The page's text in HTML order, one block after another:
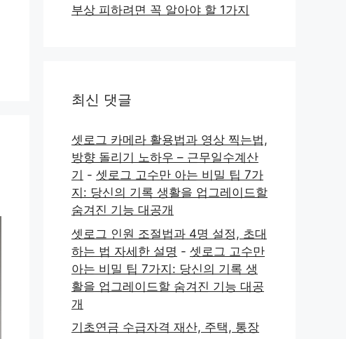
부상 피하려면 꼭 알아야 할 1가지
최신 댓글
셋로그 카메라 활용법과 영상 찍는법,
방향 돌리기 노하우 – 근무일수계산
기 - 셋로그 고수만 아는 비밀 팁 7가
지: 당신의 기록 생활을 업그레이드할
숨겨진 기능 대공개
셋로그 인원 조절법과 4명 설정, 초대
하는 법 자세한 설명 - 셋로그 고수만
아는 비밀 팁 7가지: 당신의 기록 생
활을 업그레이드할 숨겨진 기능 대공
개
기초연금 수급자격 재산, 주택, 통장